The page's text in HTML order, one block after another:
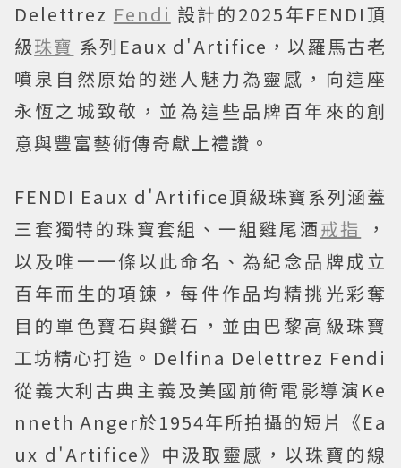
Delettrez Fendi 設計的2025年FENDI頂
級珠寶 系列Eaux d'Artifice，以羅馬古老
噴泉自然原始的迷人魅力為靈感，向這座
永恆之城致敬，並為這些品牌百年來的創
意與豐富藝術傳奇獻上禮讚。
FENDI Eaux d'Artifice頂級珠寶系列涵蓋
三套獨特的珠寶套組、一組雞尾酒戒指
，
以及唯一一條以此命名、為紀念品牌成立
百年而生的項鍊，每件作品均精挑光彩奪
目的單色寶石與鑽石，並由巴黎高級珠寶
工坊精心打造。Delfina Delettrez Fendi
從義大利古典主義及美國前衛電影導演Ke
nneth Anger於1954年所拍攝的短片《Ea
ux d'Artifice》中汲取靈感，以珠寶的線